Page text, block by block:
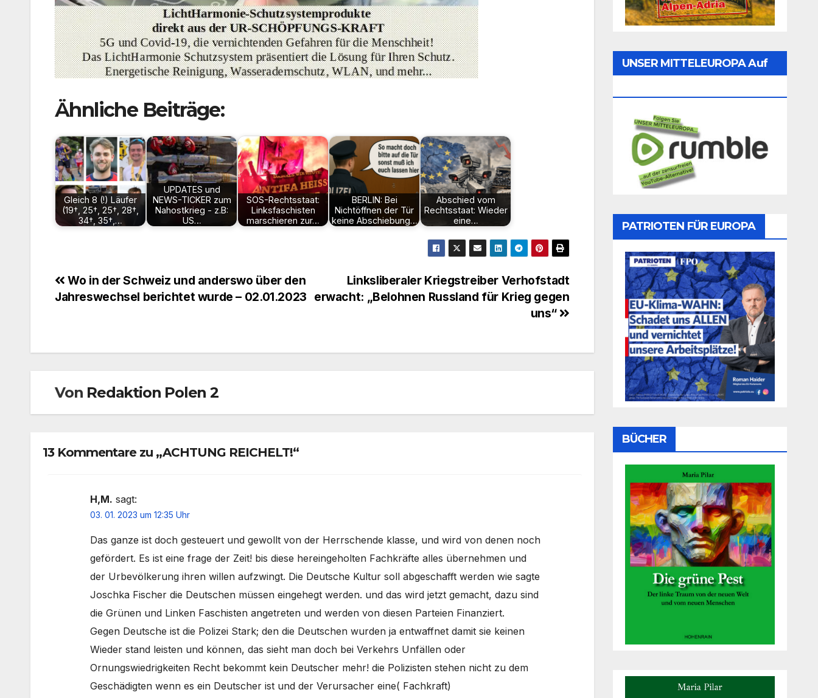
Ähnliche Beiträge:
Gleich 8 (!) Läufer
(19†, 25†, 25†, 28†,
34†, 35†,…
UPDATES und
NEWS-TICKER zum
Nahostkrieg - z.B:
US…
SOS-Rechtsstaat:
Linksfaschisten
marschieren zur…
BERLIN: Bei
Nichtöffnen der Tür
keine Abschiebung…
Abschied vom
Rechtsstaat: Wieder
eine…
Beitragsnavigation
Linksliberaler Kriegstreiber Verhofstadt
erwacht: „Belohnen Russland für Krieg gegen
uns“
Wo in der Schweiz und anderswo über den
Jahreswechsel berichtet wurde – 02.01.2023
Von Redaktion Polen 2
13 Kommentare zu „ACHTUNG REICHELT!“
H,M. sagt:
03. 01. 2023 um 12:35 Uhr
Das ganze ist doch gesteuert und gewollt von der Herrschende klasse, und wird von denen noch
gefördert. Es ist eine frage der Zeit! bis diese hereingeholten Fachkräfte alles übernehmen und
der Urbevölkerung ihren willen aufzwingt. Die Deutsche Kultur soll abgeschafft werden wie sagte
Joschka Fischer die Deutschen müssen eingehegt werden. und das wird jetzt gemacht, dazu sind
die Grünen und Linken Faschisten angetreten und werden von diesen Parteien Finanziert.
Gegen Deutsche ist die Polizei Stark; den die Deutschen wurden ja entwaffnet damit sie keinen
Wieder stand leisten und können, das sieht man doch bei Verkehrs Unfällen oder
Ornungswiedrigkeiten Recht bekommt kein Deutscher mehr! die Polizisten stehen nicht zu dem
Geschädigten wenn es ein Deutscher ist und der Verursacher eine( Fachkraft)
UNSER MITTELEUROPA Auf
PATRIOTEN FÜR EUROPA
BÜCHER